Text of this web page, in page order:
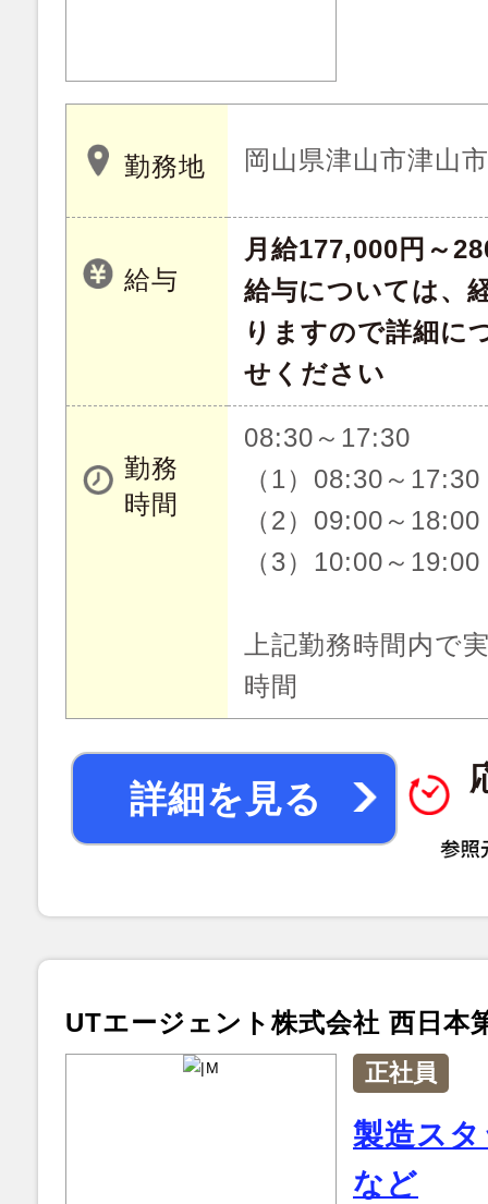
勤務地 岡山県津山市津山
給与
月給177,000円～
給与については、
りますので詳細に
せください
勤務
時間
08:30～17:30
（1）08:30～17:30
（2）09:00～18:00
（3）10:00～19:00
上記勤務時間内で
時間
詳細を見る
UTエージェント株式会社 西日本
正社員
製造ス
など